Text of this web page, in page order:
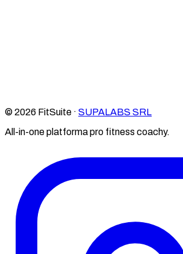
© 2026 FitSuite · SUPALABS SRL
All-in-one platforma pro fitness coachy.